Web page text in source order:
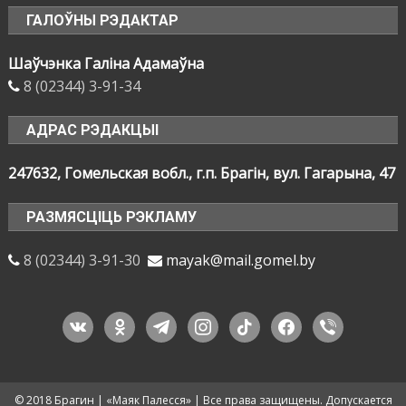
ГАЛОЎНЫ РЭДАКТАР
Шаўчэнка Галіна Адамаўна
8 (02344) 3-91-34
АДРАС РЭДАКЦЫІ
247632, Гомельская вобл., г.п. Брагін, вул. Гагарына, 47
РАЗМЯСЦІЦЬ РЭКЛАМУ
8 (02344) 3-91-30 mayak@mail.gomel.by
vkontakteodnoklassniki
telegraminstagram
tiktok facebook
viber
© 2018 Брагин | «Маяк Палесся» | Все права защищены. Допускается